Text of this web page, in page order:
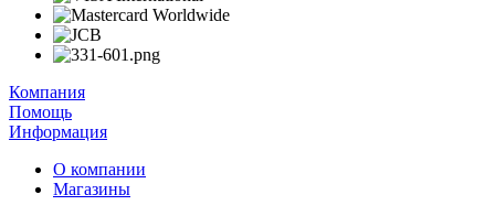
Компания
Помощь
Информация
О компании
Магазины